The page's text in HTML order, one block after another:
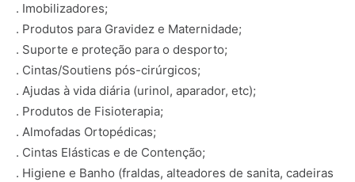
. Imobilizadores;
. Produtos para Gravidez e Maternidade;
. Suporte e proteção para o desporto;
. Cintas/Soutiens pós-cirúrgicos;
. Ajudas à vida diária (urinol, aparador, etc);
. Produtos de Fisioterapia;
. Almofadas Ortopédicas;
. Cintas Elásticas e de Contenção;
. Higiene e Banho (fraldas, alteadores de sanita, cadeiras